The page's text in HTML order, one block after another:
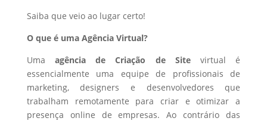
Saiba que veio ao lugar certo!
O que é uma Agência Virtual?
Uma agência de Criação de Site virtual é
essencialmente uma equipe de profissionais de
marketing, designers e desenvolvedores que
trabalham remotamente para criar e otimizar a
presença online de empresas. Ao contrário das